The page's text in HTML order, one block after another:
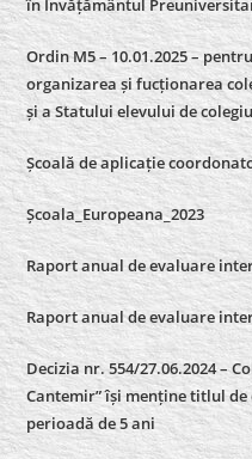
în Învățământul
Ordin M5 – 10.01.2025 –
organizarea și fucționarea
și a Statului elevului de
Școală de aplicație
Școala_Europeana_2023
Raport anual de evaluare
Raport anual de evaluare
Decizia nr. 554/27.06.2024 –
Cantemir” își menține titlul
perioadă de 5 ani